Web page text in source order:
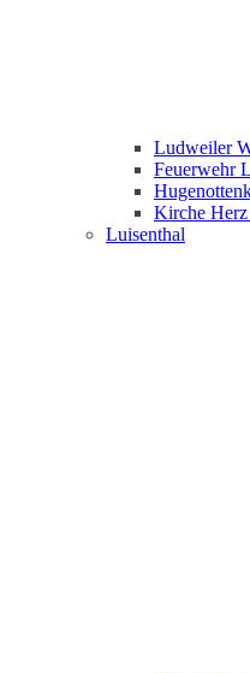
Ludweiler
Feuerwehr
Kirche Herz
Luisenthal